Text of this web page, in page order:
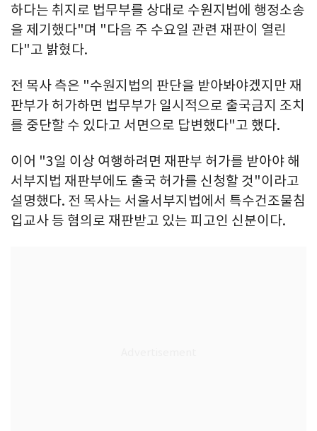
하다는 취지로 법무부를 상대로 수원지법에 행정소송
을 제기했다"며 "다음 주 수요일 관련 재판이 열린
다"고 밝혔다.
전 목사 측은 "수원지법의 판단을 받아봐야겠지만 재
판부가 허가하면 법무부가 일시적으로 출국금지 조치
를 중단할 수 있다고 서면으로 답변했다"고 했다.
이어 "3일 이상 여행하려면 재판부 허가를 받아야 해
서부지법 재판부에도 출국 허가를 신청할 것"이라고
설명했다. 전 목사는 서울서부지법에서 특수건조물침
입교사 등 혐의로 재판받고 있는 피고인 신분이다.